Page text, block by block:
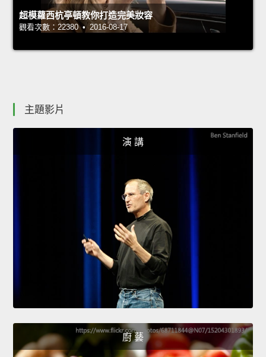
超模蘿西杭亭頓教你打造完美妝容
觀看次數：22380 • 2016-08-17
主題影片
演 講
廚 藝